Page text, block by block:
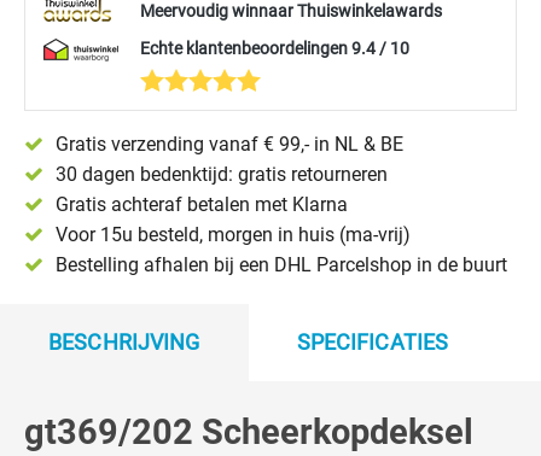
Meervoudig winnaar Thuiswinkelawards
Echte klantenbeoordelingen 9.4 / 10
Gratis verzending vanaf € 99,- in NL & BE
30 dagen bedenktijd: gratis retourneren
Gratis achteraf betalen met Klarna
Voor 15u besteld, morgen in huis (ma-vrij)
Bestelling afhalen bij een DHL Parcelshop in de buurt
BESCHRIJVING SPECIFICATIES
gt369/202 Scheerkopdeksel